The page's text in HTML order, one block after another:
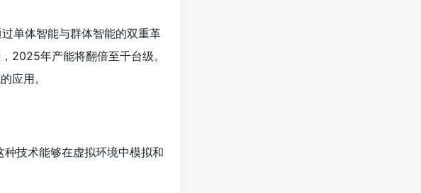
单体智能与群体智能的双重革
2025年产能将翻倍至千台级。
应用。
技术能够在虚拟环境中模拟和